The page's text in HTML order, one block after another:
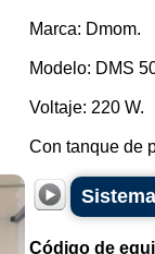
Marca: Dmom.
Modelo: DMS
Voltaje: 220 W.
Con tanque de
Código de